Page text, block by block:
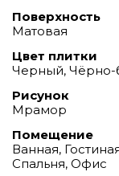
Поверхность
Матовая
Цвет плитки
Черный, Чёрно-
Рисунок
Мрамор
Помещение
Ванная,
Спальня, Офис